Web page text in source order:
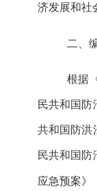
济发展和社
二、
根据
民共和国防
共和国防洪
民共和国防
应急预案》